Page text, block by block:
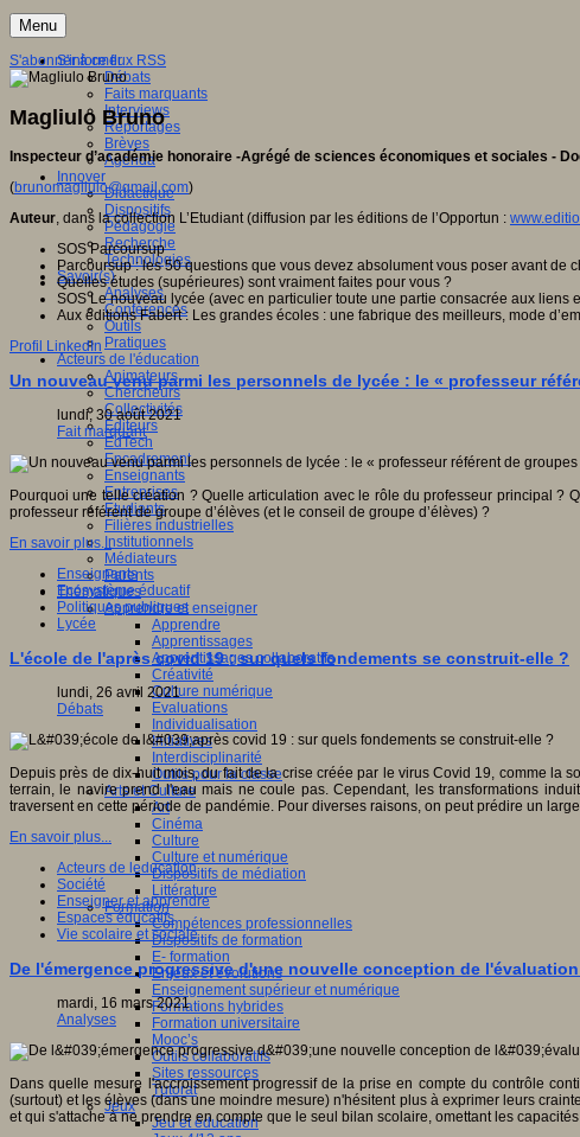
Menu
S'informer
Débats
Faits marquants
Interviews
Reportages
Brèves
Agenda
Innover
Didactique
Dispositifs
Pédagogie
Recherche
Technologies
Savoir(s)
Analyses
Conférences
Outils
Pratiques
Acteurs de l'éducation
Animateurs
Chercheurs
Collectivités
Editeurs
EdTech
Encadrement
Enseignants
Entreprises
Etudiants
Filières industrielles
Institutionnels
Médiateurs
Parents
Thématiques
Apprendre et enseigner
Apprendre
Apprentissages
Apprentissages collaboratifs
Créativité
Culture numérique
Evaluations
Individualisation
Initiatives
Interdisciplinarité
Outils pour la classe
Arts et Culture
Art
Cinéma
Culture
Culture et numérique
Dispositifs de médiation
Littérature
Formation
Compétences professionnelles
Dispositifs de formation
E- formation
Enjeux et évolutions
Enseignement supérieur et numérique
Formations hybrides
Formation universitaire
Mooc’s
Outils collaboratifs
Sites ressources
Tutorat
Jeux
Jeu et éducation
S'abonner à ce flux RSS
Magliulo Bruno
Inspecteur d’académie honoraire -Agrégé de sciences économiques et sociales -
(brunomagliulo@gmail.com)
Auteur, dans la collection L’Etudiant (diffusion par les éditions de l’Opportun :
SOS Parcoursup
Parcoursup : les 50 questions que vous devez absolument vous poser avant de
Quelles études (supérieures) sont vraiment faites pour vous ?
SOS Le nouveau lycée (avec en particulier toute une partie consacrée aux
Aux éditions Fabert : Les grandes écoles : une fabrique des meilleurs, mode
Profil LinkedIn
Un nouveau venu parmi les personnels de lycée : le « professeur
lundi, 30 août 2021
Fait marquant
Pourquoi une telle création ? Quelle articulation avec le rôle du professeur principal ?
professeur référent de groupe d’élèves (et le conseil de groupe d’élèves) ?
En savoir plus...
Enseignants
Ecosystème éducatif
Politiques publiques
Lycée
L'école de l'après covid 19 : sur quels fondements se construit-elle ?
lundi, 26 avril 2021
Débats
Depuis près de dix-huit mois, du fait de la crise créée par le virus Covid 19, comme la
terrain, le navire prend l'eau mais ne coule pas. Cependant, les transformations
traversent en cette période de pandémie. Pour diverses raisons, on peut prédire un
En savoir plus...
Acteurs de leducation
Société
Enseigner et apprendre
Espaces éducatifs
Vie scolaire et sociale
De l'émergence progressive d'une nouvelle conception de
mardi, 16 mars 2021
Analyses
Dans quelle mesure l'accroissement progressif de la prise en compte du contrôle
(surtout) et les élèves (dans une moindre mesure) n'hésitent plus à exprimer leurs
et qui s'attache à ne prendre en compte que le seul bilan scolaire, omettant les